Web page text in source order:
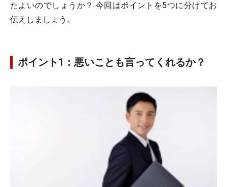
たよいのでしょうか？ 今回はポイントを5つに分けてお
伝えしましょう。
ポイント1：悪いことも言ってくれるか？